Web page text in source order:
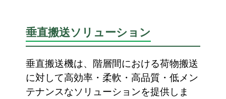
垂直搬送ソリューション
垂直搬送機は、階層間における荷物搬送
に対して高効率・柔軟・高品質・低メン
テナンスなソリューションを提供しま